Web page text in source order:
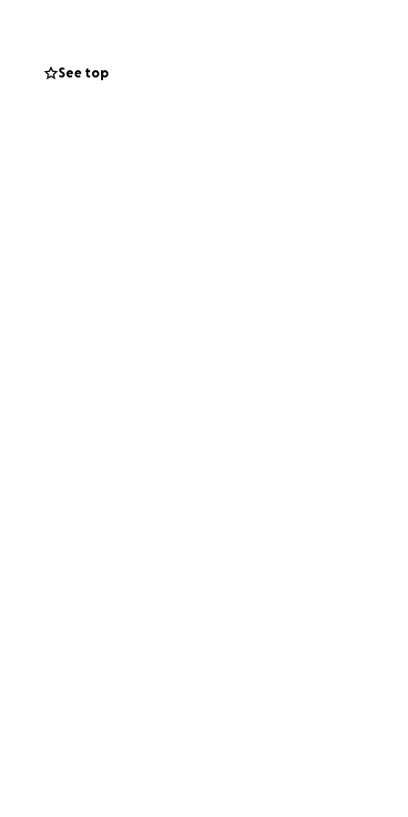
or home
z odwagą
Jednak nie
mięśniowej
See top